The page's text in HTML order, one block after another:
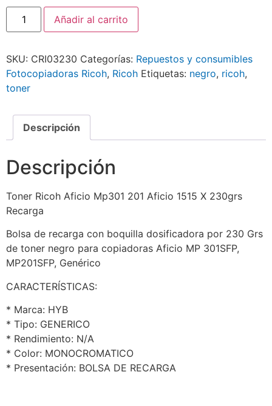
Añadir al carrito
SKU: CRI03230 Categorías: Repuestos y consumibles
Fotocopiadoras Ricoh, Ricoh Etiquetas: negro, ricoh,
toner
Descripción
Descripción
Toner Ricoh Aficio Mp301 201 Aficio 1515 X 230grs
Recarga
Bolsa de recarga con boquilla dosificadora por 230 Grs
de toner negro para copiadoras Aficio MP 301SFP,
MP201SFP, Genérico
CARACTERÍSTICAS:
* Marca: HYB
* Tipo: GENERICO
* Rendimiento: N/A
* Color: MONOCROMATICO
* Presentación: BOLSA DE RECARGA